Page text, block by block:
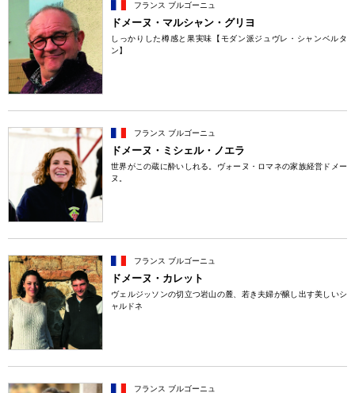
フランス ブルゴーニュ
ドメーヌ・マルシャン・グリヨ
しっかりした樽感と果実味【モダン派ジュヴレ・シャンベルタ
ン】
フランス ブルゴーニュ
ドメーヌ・ミシェル・ノエラ
世界がこの蔵に酔いしれる。ヴォーヌ・ロマネの家族経営ドメー
ヌ。
フランス ブルゴーニュ
ドメーヌ・カレット
ヴェルジッソンの切立つ岩山の麓、若き夫婦が醸し出す美しいシ
ャルドネ
フランス ブルゴーニュ